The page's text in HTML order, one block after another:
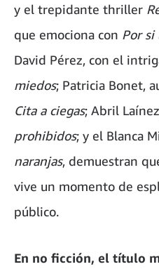
y el trepidante thriller
que emociona con Por si
David Pérez, con el
miedos; Patricia Bonet,
Cita a ciegas; Abril
prohibidos; y el Blanca
naranjas, demuestran
vive un momento de
público.
En no ficción, el título